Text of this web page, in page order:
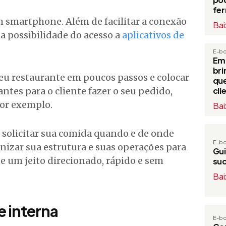
smartphone. Além de facilitar a conexão
possibilidade do acesso a aplicativos de
restaurante em poucos passos e colocar
para o cliente fazer o seu pedido,
exemplo.
sua comida quando e de onde
sua estrutura e suas operações para
um jeito direcionado, rápido e sem
interna
E-
E-
E-